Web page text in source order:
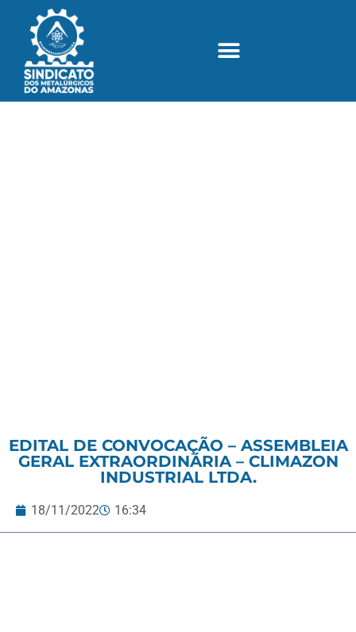
EDITAL DE CONVOCAÇÃO – ASSEMBLEIA
GERAL EXTRAORDINÁRIA – CLIMAZON
INDUSTRIAL LTDA.
18/11/2022 16:34